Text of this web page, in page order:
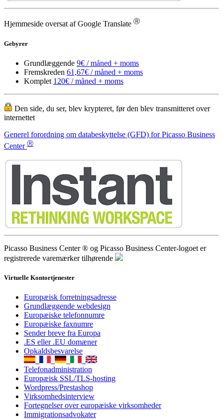
Hjemmeside oversat af Google Translate Ⓡ
Gebyrer
Grundlæggende 9€ / måned + moms
Fremskreden 61,67€ / måned + moms
Komplet 120€ / måned + moms
Den side, du ser, blev krypteret, før den blev transmitteret over
internettet
Generel forordning om databeskyttelse (GFD) for Picasso Business
Center Ⓡ
Picasso Business Center ® og Picasso Business Center-logoet er
registrerede varemærker tilhørende
Virtuelle Kontortjenester
Europæisk forretningsadresse
Grundlæggende webdesign
Europæiske telefonnumre
Europæiske faxnumre
Sender breve fra Europa
.ES eller .EU domæner
Opkaldsbesvarelse
Telefonadministration
Europæisk SSL/TLS-hosting
Wordpress/Prestashop
Virksomhedsinterview
Fortegnelser over europæiske virksomheder
Immigrationsadvokater